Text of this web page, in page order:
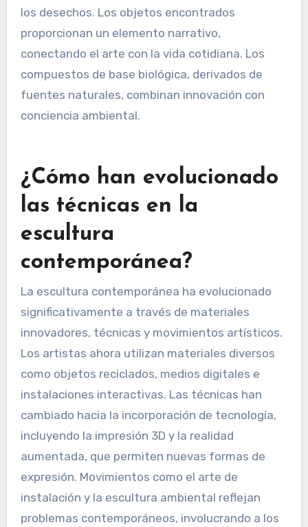
los desechos. Los objetos encontrados
proporcionan un elemento narrativo,
conectando el arte con la vida cotidiana. Los
compuestos de base biológica, derivados de
fuentes naturales, combinan innovación con
conciencia ambiental.
¿Cómo han evolucionado
las técnicas en la
escultura
contemporánea?
La escultura contemporánea ha evolucionado
significativamente a través de materiales
innovadores, técnicas y movimientos artísticos.
Los artistas ahora utilizan materiales diversos
como objetos reciclados, medios digitales e
instalaciones interactivas. Las técnicas han